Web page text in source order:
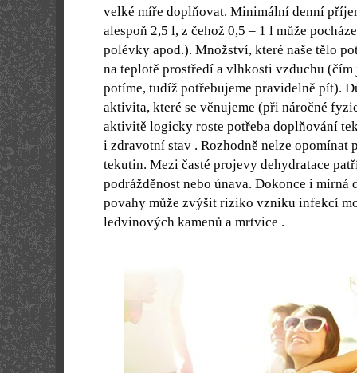
velké míře doplňovat. Minimální denní
alespoň 2,5 l, z čehož 0,5 – 1 l může
polévky apod.). Množství, které naše tělo
na teplotě prostředí a vlhkosti vzduchu
potíme, tudíž potřebujeme pravidelně pít).
aktivita, které se věnujeme (při náročné
aktivitě logicky roste potřeba doplňování
i zdravotní stav . Rozhodně nelze opomínat
tekutin. Mezi časté projevy dehydratace
podrážděnost nebo únava. Dokonce i mírná
povahy může zvýšit riziko vzniku infekcí
ledvinových kamenů a mrtvice .